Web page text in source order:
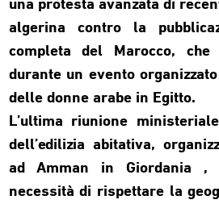
una protesta avanzata di
algerina contro la
completa del Marocco,
durante un evento
delle donne arabe in Egitto.
L’ultima riunione
dell’edilizia abitativa,
ad Amman in Giordania ,
necessità di rispettare la